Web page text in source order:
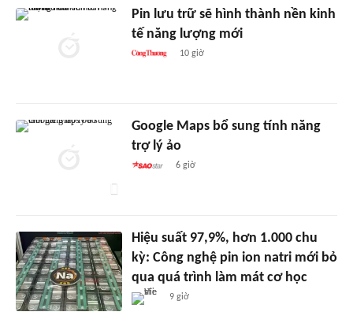
Pin lưu trữ sẽ hình thành nền kinh
tế năng lượng mới
10 giờ
Google Maps bổ sung tính năng
trợ lý ảo
6 giờ
Hiệu suất 97,9%, hơn 1.000 chu
kỳ: Công nghệ pin ion natri mới bỏ
qua quá trình làm mát cơ học
9 giờ